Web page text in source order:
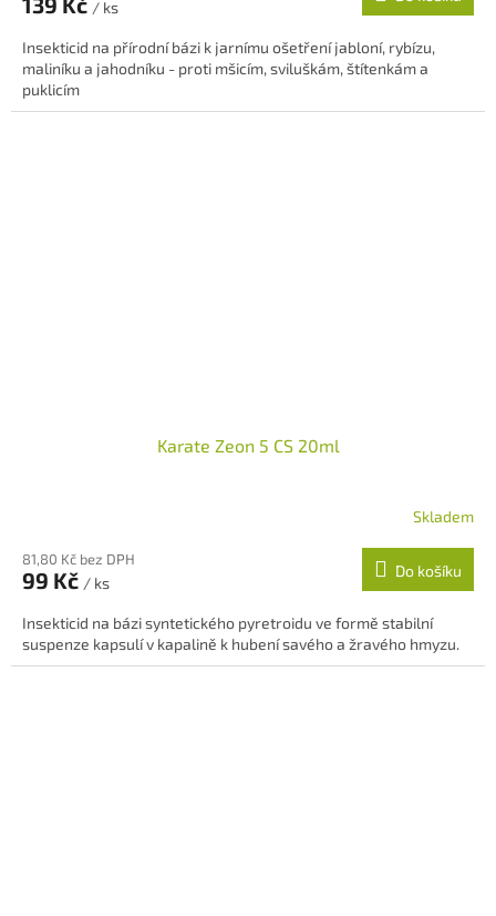
je
z
5
hvězdiček.
/ ks
Insekticid na přírodní bázi k jarnímu ošetření jabloní, rybízu,
maliníku a jahodníku - proti mšicím, sviluškám, štítenkám a
puklicím
Karate Zeon 5 CS 20ml
Skladem
81,80 Kč bez DPH
99 Kč / ks
Do košíku
Insekticid na bázi syntetického pyretroidu ve formě stabilní
suspenze kapsulí v kapalině k hubení savého a žravého hmyzu.